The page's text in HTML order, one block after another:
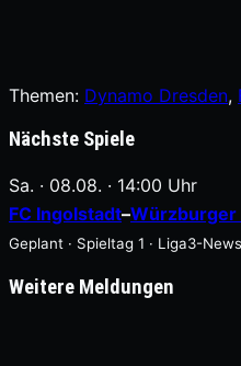
Themen: Dynamo Dresden,
Nächste Spiele
Sa. · 08.08. · 14:00 Uhr
FC Ingolstadt–Würzburger
Geplant · Spieltag 1 · Liga3-
Weitere Meldungen